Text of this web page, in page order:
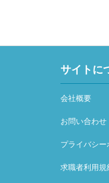
サイトに
会社概要
お問い合わせ
プライバシー
求職者利用規